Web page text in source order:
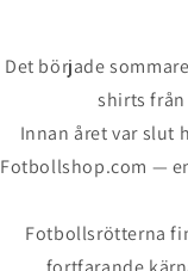
Det började
shirts
Innan året var slut
Fotbollshop.com —
Fotbollsrötterna